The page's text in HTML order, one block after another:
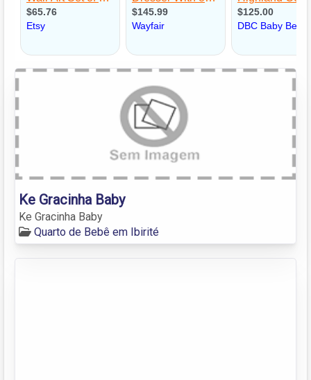
Ke Gracinha Baby
Ke Gracinha Baby
Quarto de Bebê em Ibirité